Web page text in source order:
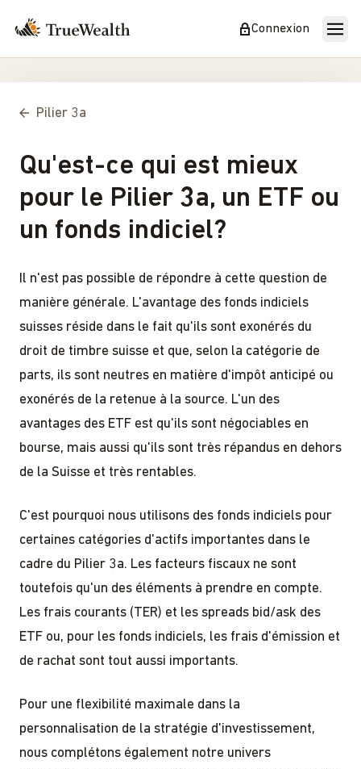
Connexion
Pilier 3a
Qu'est-ce qui est mieux
pour le Pilier 3a, un ETF ou
un fonds indiciel?
Il n'est pas possible de répondre à cette question de
manière générale. L'avantage des fonds indiciels
suisses réside dans le fait qu'ils sont exonérés du
droit de timbre suisse et que, selon la catégorie de
parts, ils sont neutres en matière d'impôt anticipé ou
exonérés de la retenue à la source. L'un des
avantages des ETF est qu'ils sont négociables en
bourse, mais aussi qu'ils sont très répandus en dehors
de la Suisse et très rentables.
C'est pourquoi nous utilisons des fonds indiciels pour
certaines catégories d'actifs importantes dans le
cadre du Pilier 3a. Les facteurs fiscaux ne sont
toutefois qu'un des éléments à prendre en compte.
Les frais courants (TER) et les spreads bid/ask des
ETF ou, pour les fonds indiciels, les frais d'émission et
de rachat sont tout aussi importants.
Pour une flexibilité maximale dans la
personnalisation de la stratégie d'investissement,
nous complétons également notre univers